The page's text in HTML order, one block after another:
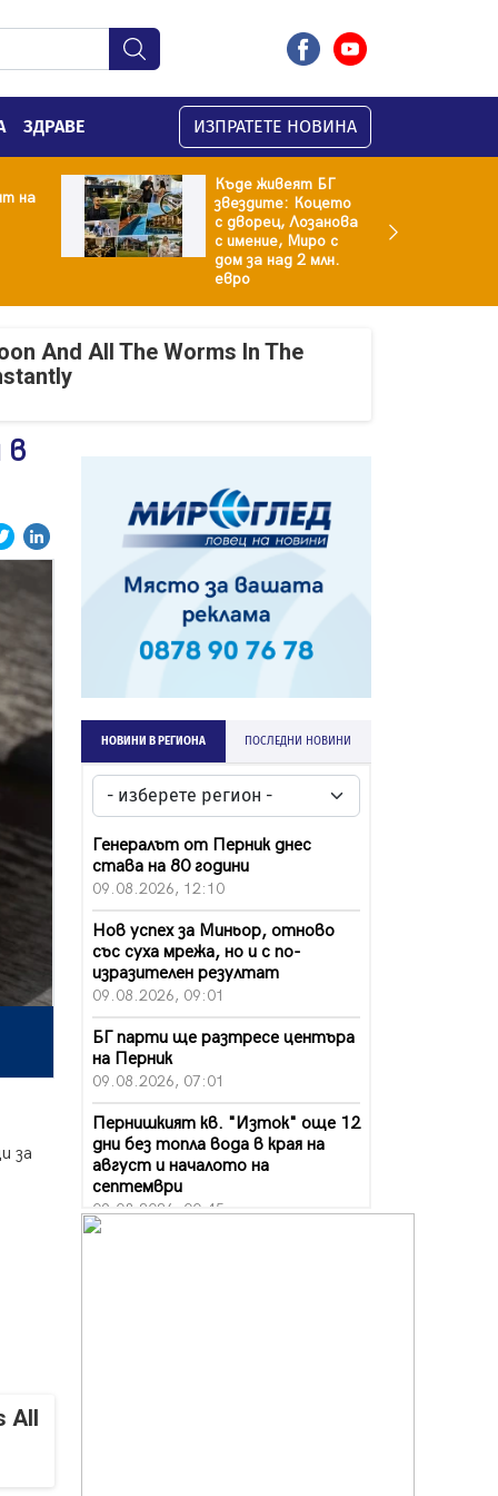
ЗДРАВЕ ИЗПРАТЕТЕ НОВИНА
на
Къде живеят БГ
звездите: Коцето
с дворец, Лозанова
с имение, Миро с
дом за над 2 млн.
евро
And All The Worms In The
в
за
All
НОВИНИ В РЕГИОНА ПОСЛЕДНИ НОВИНИ
Генералът от Перник днес
става на 80 години
09.08.2026, 12:10
Нов успех за Миньор, отново
със суха мрежа, но и с по-
изразителен резултат
09.08.2026, 09:01
БГ парти ще разтресе центъра
на Перник
09.08.2026, 07:01
Пернишкият кв. "Изток" още 12
дни без топла вода в края на
август и началото на
септември
09.08.2026, 00:45